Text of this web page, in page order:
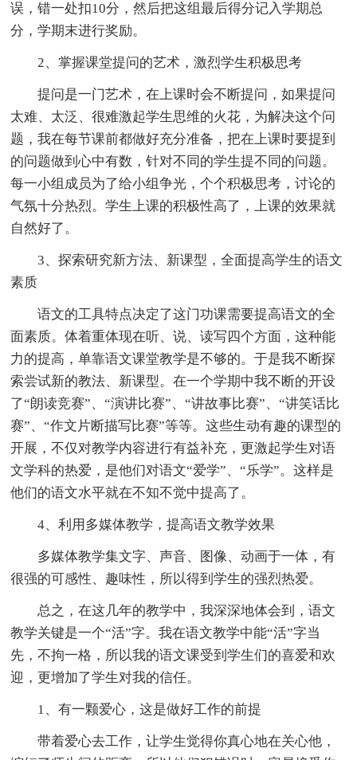
误，错一处扣10分，然后把这组最后得分记入学期总
分，学期末进行奖励。
2、掌握课堂提问的艺术，激烈学生积极思考
提问是一门艺术，在上课时会不断提问，如果提问
太难、太泛、很难激起学生思维的火花，为解决这个问
题，我在每节课前都做好充分准备，把在上课时要提到
的问题做到心中有数，针对不同的学生提不同的问题。
每一小组成员为了给小组争光，个个积极思考，讨论的
气氛十分热烈。学生上课的积极性高了，上课的效果就
自然好了。
3、探索研究新方法、新课型，全面提高学生的语文
素质
语文的工具特点决定了这门功课需要提高语文的全
面素质。体着重体现在听、说、读写四个方面，这种能
力的提高，单靠语文课堂教学是不够的。于是我不断探
索尝试新的教法、新课型。在一个学期中我不断的开设
了“朗读竞赛”、“演讲比赛”、“讲故事比赛”、“讲笑话比
赛”、“作文片断描写比赛”等等。这些生动有趣的课型的
开展，不仅对教学内容进行有益补充，更激起学生对语
文学科的热爱，是他们对语文“爱学”、“乐学”。这样是
他们的语文水平就在不知不觉中提高了。
4、利用多媒体教学，提高语文教学效果
多媒体教学集文字、声音、图像、动画于一体，有
很强的可感性、趣味性，所以得到学生的强烈热爱。
总之，在这几年的教学中，我深深地体会到，语文
教学关键是一个“活”字。我在语文教学中能“活”字当
先，不拘一格，所以我的语文课受到学生们的喜爱和欢
迎，更增加了学生对我的信任。
1、有一颗爱心，这是做好工作的前提
带着爱心去工作，让学生觉得你真心地在关心他，